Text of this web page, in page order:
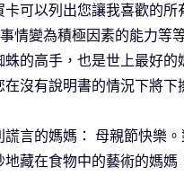
卡可以列出您讓我喜歡的
情變為積極因素的能力等
的高手，也是世上最好的
在沒有說明書的情況下將
言的媽媽： 母親節快樂
藏在食物中的藝術的媽媽